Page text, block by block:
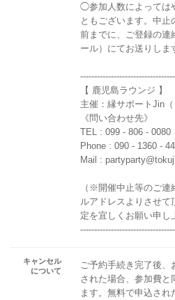
◯参加人数によっては
ともございます。中止
前までに、ご登録の連
ール）にてお送りしま
【 鹿児島ラウンジ 】
主催：縁サポートJin（
《問い合わせ先》
TEL : 099 - 806 - 0080
Phone : 090 - 1360 -
Mail :
（※開催中止等のご連
ルアドレスよりさせ
定を宜しくお願い申し
キャンセル
について
ご予約手続き完了後
された場合、参加費と
ます。無料で申込さ